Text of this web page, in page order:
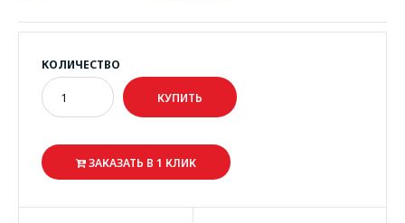
КОЛИЧЕСТВО
ЗАКАЗАТЬ В 1 КЛИК